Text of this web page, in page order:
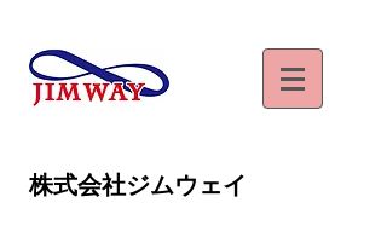
​株式会社ジムウェイ